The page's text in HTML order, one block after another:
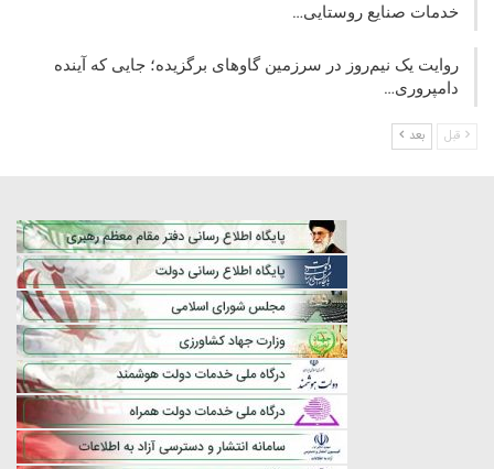
خدمات صنایع روستایی…
روایت یک نیم‌روز در سرزمین گاوهای برگزیده؛ جایی که آینده
دامپروری…
قبل بعد